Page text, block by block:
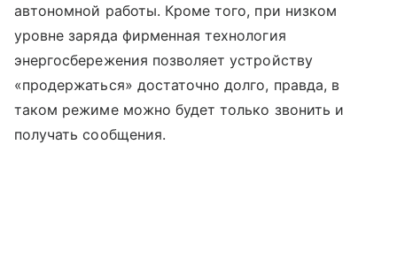
автономной работы. Кроме того, при низком
уровне заряда фирменная технология
энергосбережения позволяет устройству
«продержаться» достаточно долго, правда, в
таком режиме можно будет только звонить и
получать сообщения.